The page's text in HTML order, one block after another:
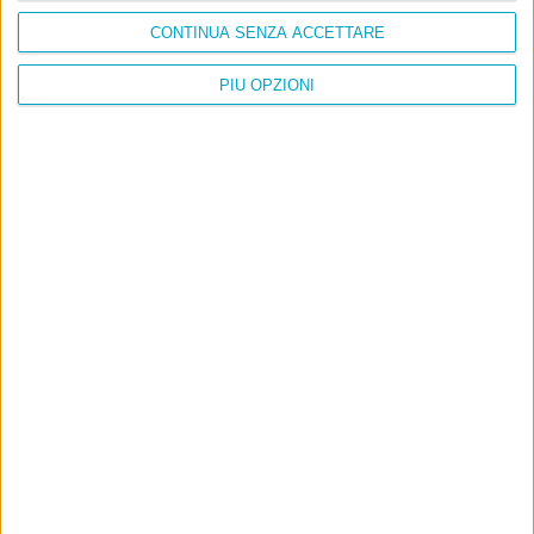
PIÙ OPZIONI
CONTINUA SENZA ACCETTARE